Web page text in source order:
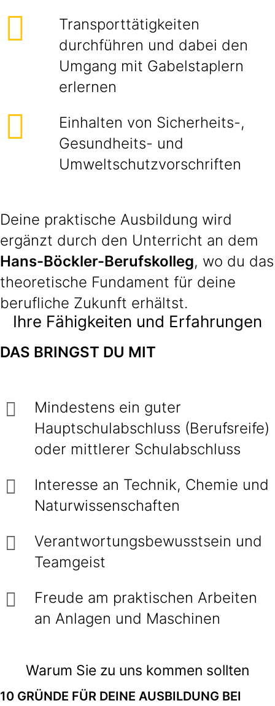
Transporttätigkeiten
durchführen und dabei den
Umgang mit Gabelstaplern
erlernen
Einhalten von Sicherheits-,
Gesundheits- und
Umweltschutzvorschriften
Deine praktische Ausbildung wird
ergänzt durch den Unterricht an dem
Hans-Böckler-Berufskolleg, wo du das
theoretische Fundament für deine
berufliche Zukunft erhältst.
Ihre Fähigkeiten und Erfahrungen
DAS BRINGST DU MIT
Mindestens ein guter
Hauptschulabschluss (Berufsreife)
oder mittlerer Schulabschluss
Interesse an Technik, Chemie und
Naturwissenschaften
Verantwortungsbewusstsein und
Teamgeist
Freude am praktischen Arbeiten
an Anlagen und Maschinen
Warum Sie zu uns kommen sollten
10 GRÜNDE FÜR DEINE AUSBILDUNG BEI